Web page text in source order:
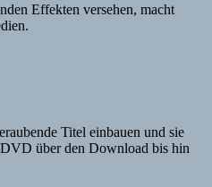
Effekten versehen, macht
Titel einbauen und sie
über den Download bis hin